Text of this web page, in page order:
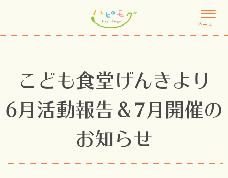
メニュー
こども食堂げんきより
6月活動報告＆7月開催の
お知らせ